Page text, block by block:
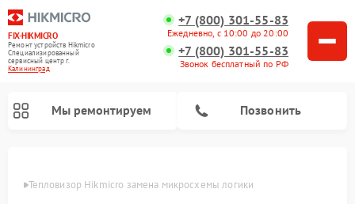
FIX-HIKMICRO
Ремонт устройств Hikmicro
Специализированный
cервисный центр г.
Калининград
+7 (800) 301-55-83
Ежедневно, с 10:00 до 20:00
+7 (800) 301-55-83
Звонок бесплатный по РФ
Мы ремонтируем Позвонить
Тепловизор Hikmicro замена микросхемы логики